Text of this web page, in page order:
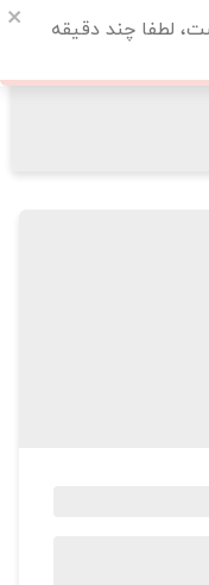
لطفا چند دقیقه